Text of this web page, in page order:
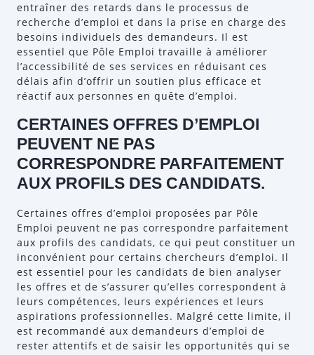
entraîner des retards dans le processus de
recherche d’emploi et dans la prise en charge des
besoins individuels des demandeurs. Il est
essentiel que Pôle Emploi travaille à améliorer
l’accessibilité de ses services en réduisant ces
délais afin d’offrir un soutien plus efficace et
réactif aux personnes en quête d’emploi.
CERTAINES OFFRES D’EMPLOI
PEUVENT NE PAS
CORRESPONDRE PARFAITEMENT
AUX PROFILS DES CANDIDATS.
Certaines offres d’emploi proposées par Pôle
Emploi peuvent ne pas correspondre parfaitement
aux profils des candidats, ce qui peut constituer un
inconvénient pour certains chercheurs d’emploi. Il
est essentiel pour les candidats de bien analyser
les offres et de s’assurer qu’elles correspondent à
leurs compétences, leurs expériences et leurs
aspirations professionnelles. Malgré cette limite, il
est recommandé aux demandeurs d’emploi de
rester attentifs et de saisir les opportunités qui se